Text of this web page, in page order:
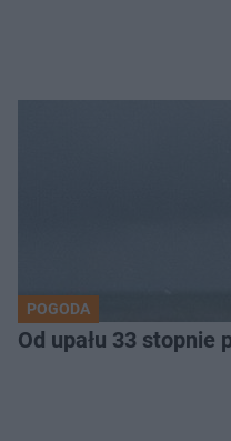
POGODA
Od upału 33 stopnie